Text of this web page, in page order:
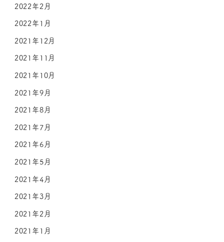
2022年2月
2022年1月
2021年12月
2021年11月
2021年10月
2021年9月
2021年8月
2021年7月
2021年6月
2021年5月
2021年4月
2021年3月
2021年2月
2021年1月